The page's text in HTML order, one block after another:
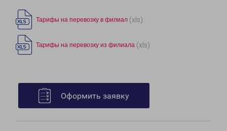
Тарифы на перевозку в филиал (xls)
Тарифы на перевозку из филиала (xls)
Оформить заявку